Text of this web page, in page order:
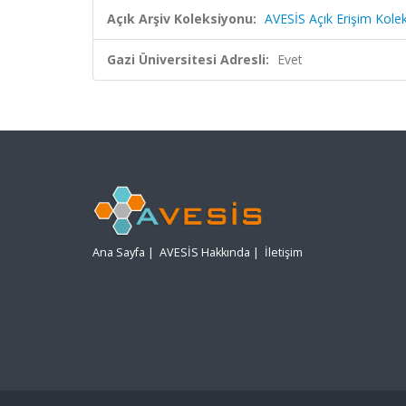
Açık Arşiv Koleksiyonu: AVESİS Açık Erişim
Gazi Üniversitesi Adresli: Evet
Ana Sayfa | AVESİS Hakkında | İletişim